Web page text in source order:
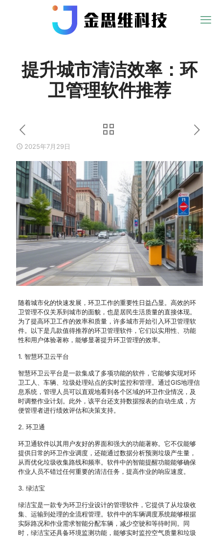
提升城市清洁效率：环
卫管理软件推荐
2025年7月29日
随着城市化的快速发展，环卫工作的重要性日益凸显。高效的环
卫管理不仅关系到城市的面貌，也是居民生活质量的直接体现。
为了提高环卫工作的效率和质量，许多城市开始引入环卫管理软
件。以下是几款值得推荐的环卫管理软件，它们以实用性、功能
性和用户体验著称，能够显著提升环卫管理的效率。
1. 智慧环卫云平台
智慧环卫云平台是一款集成了多项功能的软件，它能够实现对环
卫工人、车辆、垃圾处理站点的实时监控和管理。通过GIS地理信
息系统，管理人员可以直观地看到各个区域的环卫作业情况，及
时调整作业计划。此外，该平台还支持数据报表的自动生成，方
便管理者进行绩效评估和决策支持。
2. 环卫通
环卫通软件以其用户友好的界面和强大的功能著称。它不仅能够
提供日常的环卫作业调度，还能通过数据分析预测垃圾产生量，
从而优化垃圾收集路线和频率。软件中的智能提醒功能能够确保
作业人员不错过任何重要的清洁任务，提高作业的响应速度。
3. 绿洁宝
绿洁宝是一款专为环卫行业设计的管理软件，它提供了从垃圾收
集、运输到处理的全流程管理。软件中的车辆调度系统能够根据
实际路况和作业需求智能分配车辆，减少空驶和等待时间。同
时，绿洁宝还具备环境监测功能，能够实时监控空气质量和垃圾